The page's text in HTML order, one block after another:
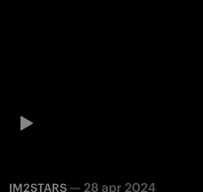
IM2STARS — 28 apr 2024